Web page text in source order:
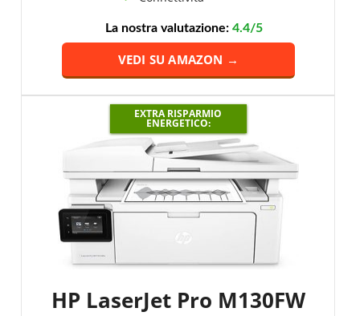
La nostra valutazione: 4.4/5
VEDI SU AMAZON →
EXTRA RISPARMIO
ENERGETICO:
HP LaserJet Pro M130FW